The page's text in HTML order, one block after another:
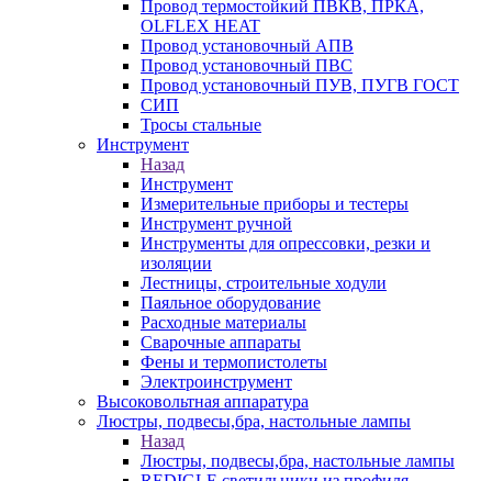
Провод термостойкий ПВКВ, ПРКА,
OLFLEX HEAT
Провод установочный АПВ
Провод установочный ПВС
Провод установочный ПУВ, ПУГВ ГОСТ
СИП
Тросы стальные
Инструмент
Назад
Инструмент
Измерительные приборы и тестеры
Инструмент ручной
Инструменты для опрессовки, резки и
изоляции
Лестницы, строительные ходули
Паяльное оборудование
Расходные материалы
Сварочные аппараты
Фены и термопистолеты
Электроинструмент
Высоковольтная аппаратура
Люстры, подвесы,бра, настольные лампы
Назад
Люстры, подвесы,бра, настольные лампы